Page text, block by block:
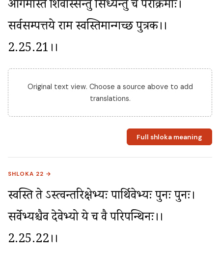
आगमास्ते शिवास्सन्तु सिध्यन्तु च पराक्रमाः।
सर्वसम्पत्तये राम स्वस्तिमान्गच्छ पुत्रक।।
2.25.21।।
Original text view. Choose a source above to add
translations.
Full shloka meaning
SHLOKA 22 →
स्वस्ति ते ऽस्त्वन्तरिक्षेभ्यः पार्थिवेभ्यः पुनः पुनः।
सर्वेभ्यश्चैव देवेभ्यो ये च वै परिपन्थिनः।।
2.25.22।।